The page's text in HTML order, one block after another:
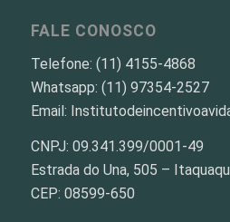
FALE CONOSCO
Telefone: (11) 4155-4868
Whatsapp: (11) 97354-2527
Email:
CNPJ: 09.341.399/0001-49
Estrada do Una, 505 –
CEP: 08599-650